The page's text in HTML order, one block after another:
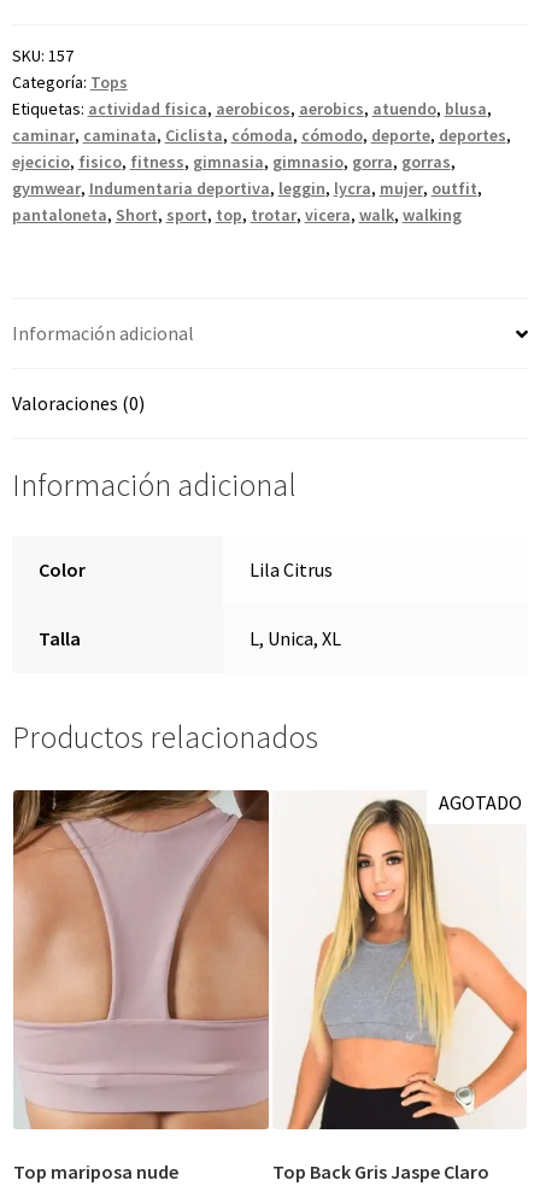
SKU: 157
Categoría: Tops
Etiquetas: actividad fisica, aerobicos, aerobics, atuendo, blusa,
caminar, caminata, Ciclista, cómoda, cómodo, deporte, deportes,
ejecicio, fisico, fitness, gimnasia, gimnasio, gorra, gorras,
gymwear, Indumentaria deportiva, leggin, lycra, mujer, outfit,
pantaloneta, Short, sport, top, trotar, vicera, walk, walking
Información adicional
Valoraciones (0)
Información adicional
Color Lila Citrus
Talla L, Unica, XL
Productos relacionados
Top mariposa nude
AGOTADO
Top Back Gris Jaspe Claro